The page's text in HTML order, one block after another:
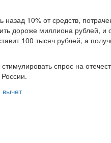
10% от средств,
дороже миллиона рублей,
100 тысяч рублей, а
спрос на
вычет